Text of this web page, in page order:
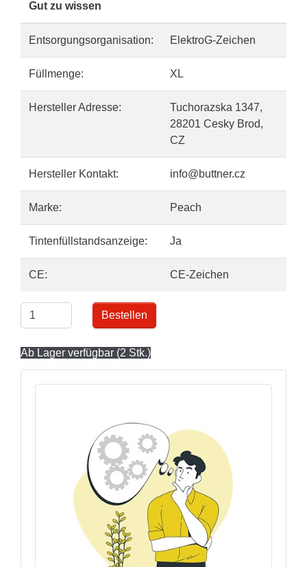
Gut zu wissen
Entsorgungsorganisation: ElektroG-Zeichen
Füllmenge: XL
Hersteller Adresse:
Tuchorazska 1347,
28201 Cesky Brod,
CZ
Hersteller Kontakt: info@buttner.cz
Marke: Peach
Tintenfüllstandsanzeige: Ja
CE: CE-Zeichen
Bestellen
Ab Lager verfügbar (2 Stk.)